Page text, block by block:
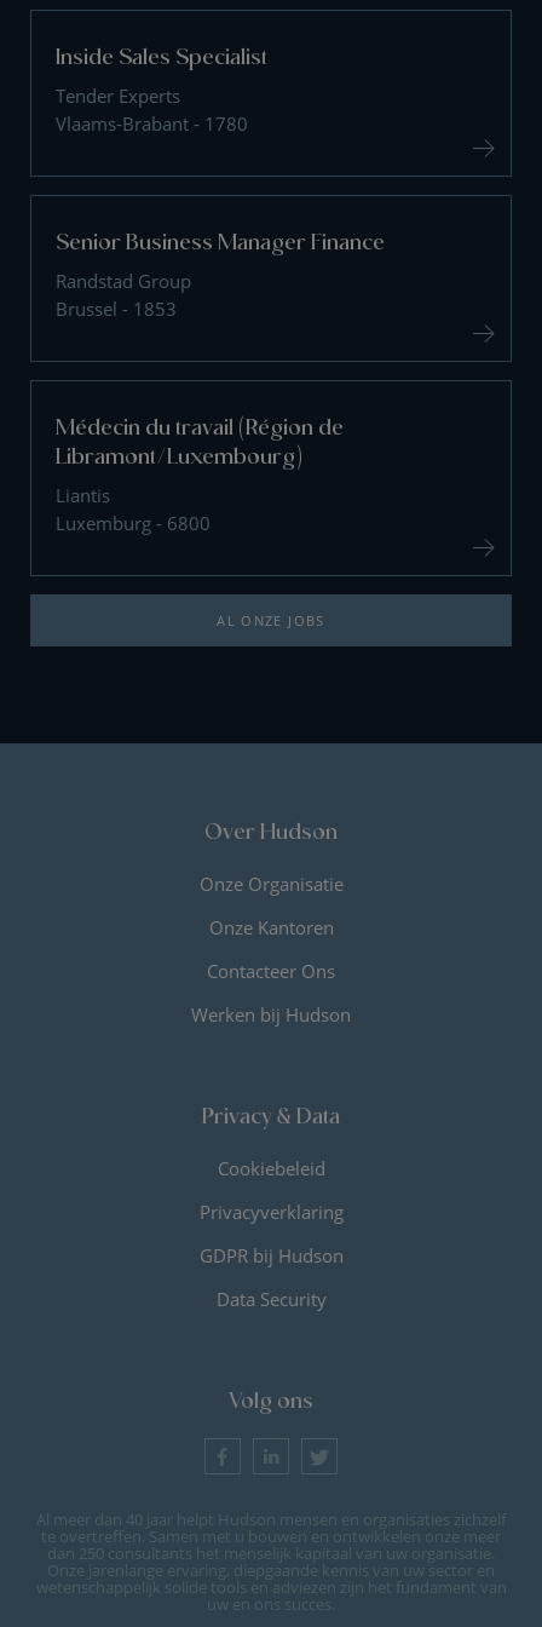
Inside Sales Specialist
Tender Experts
Vlaams-Brabant - 1780
Senior Business Manager Finance
Randstad Group
Brussel - 1853
Médecin du travail (Région de
Libramont/Luxembourg)
Liantis
Luxemburg - 6800
AL ONZE JOBS
Over Hudson
Onze Organisatie
Onze Kantoren
Contacteer Ons
Werken bij Hudson
Privacy & Data
Cookiebeleid
Privacyverklaring
GDPR bij Hudson
Data Security
Volg ons
Al meer dan 40 jaar helpt Hudson mensen en organisaties zichzelf
te overtreffen. Samen met u bouwen en ontwikkelen onze meer
dan 250 consultants het menselijk kapitaal van uw organisatie.
Onze jarenlange ervaring, diepgaande kennis van uw sector en
wetenschappelijk solide tools en adviezen zijn het fundament van
uw en ons succes.